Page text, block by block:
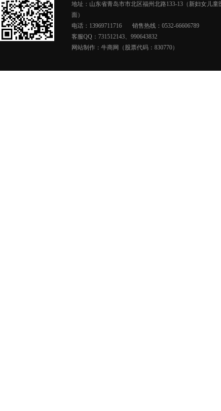
地址：山东省青岛市市北区福州北路133-13（新妇女儿童
面）
电话：13969711716
销售热线：0532-66606789
客服QQ：731512143、990643832
网站制作： 牛商网（股票代码：830770）